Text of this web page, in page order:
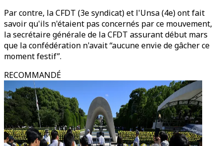
Par contre, la CFDT (3e syndicat) et l'Unsa (4e) ont fait
savoir qu'ils n'étaient pas concernés par ce mouvement,
la secrétaire générale de la CFDT assurant début mars
que la confédération n'avait “aucune envie de gâcher ce
moment festif”.
RECOMMANDÉ